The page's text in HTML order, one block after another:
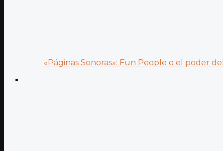
«Páginas Sonoras»: Fun People o el poder